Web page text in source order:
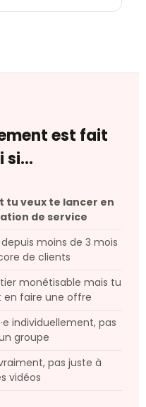
est fait
si...
tu veux te lancer en
de service
moins de 3 mois
de clients
monétisable mais tu
en faire une offre
individuellement, pas
groupe
pas juste à
vidéos